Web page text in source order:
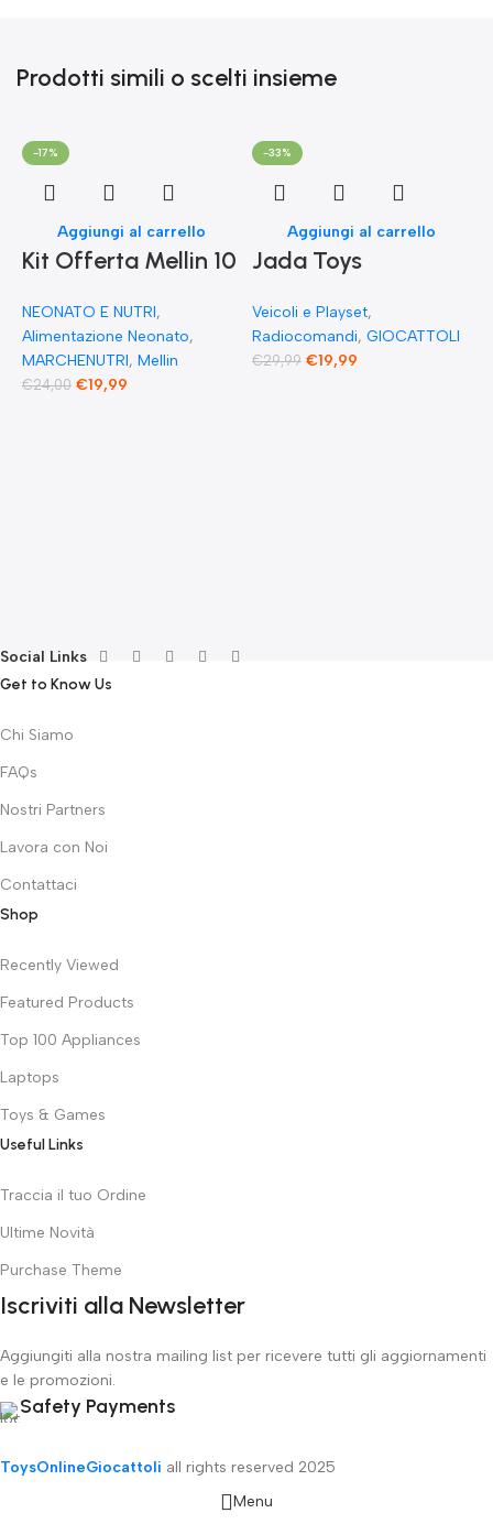
Prodotti simili o scelti insieme
-17%
Aggiungi al carrello
Kit Offerta Mellin 10
carne 2 Verdure 2
Pesce 2 Frutta e 1
Biscotto Granulato
NEONATO E NUTRI,
Alimentazione Neonato,
MARCHENUTRI, Mellin
€24,00 €19,99
-33%
Aggiungi al carrello
Jada Toys
Fast & Furious
Radio Comandata
Veicoli e Playset,
Radiocomandi, GIOCATTOLI
€29,99 €19,99
Social Links
Get to Know Us
Chi Siamo
FAQs
Nostri Partners
Lavora con Noi
Contattaci
Shop
Recently Viewed
Featured Products
Top 100 Appliances
Laptops
Toys & Games
Useful Links
Traccia il tuo Ordine
Ultime Novità
Purchase Theme
Iscriviti alla Newsletter
Aggiungiti alla nostra mailing list per ricevere tutti gli aggiornamenti
e le promozioni.
Safety Payments
ToysOnlineGiocattoli all rights reserved 2025
Menu